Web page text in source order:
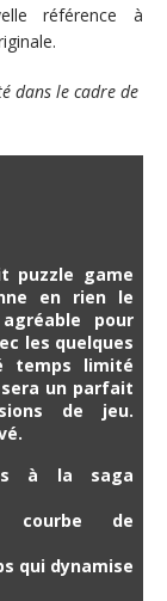
référence à
dans le cadre de
puzzle game
en rien le
pour
les quelques
temps limité
un parfait
de jeu.
à la saga
de
qui dynamise